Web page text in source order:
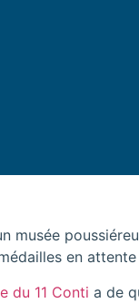
musée
en
du 11 Conti a de